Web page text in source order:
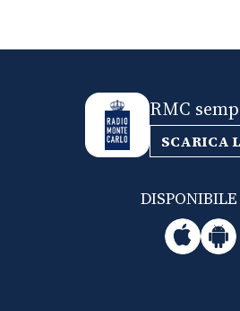
RMC
SCARICA
DISPONIBILE